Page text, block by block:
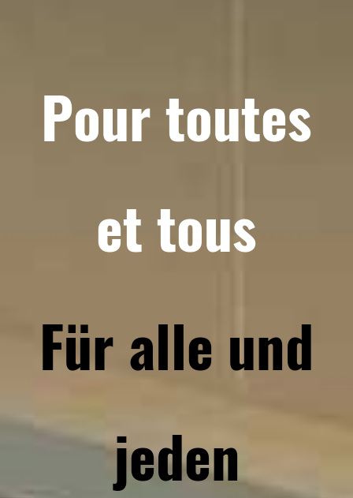
Pour toutes
et tous
Für alle und
jeden